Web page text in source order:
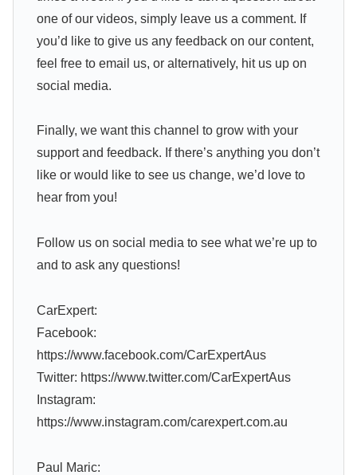
one of our videos, simply leave us a comment. If
you’d like to give us any feedback on our content,
feel free to email us, or alternatively, hit us up on
social media.
Finally, we want this channel to grow with your
support and feedback. If there’s anything you don’t
like or would like to see us change, we’d love to
hear from you!
Follow us on social media to see what we’re up to
and to ask any questions!
CarExpert:
Facebook:
https://www.facebook.com/CarExpertAus
Twitter: https://www.twitter.com/CarExpertAus
Instagram:
https://www.instagram.com/carexpert.com.au
Paul Maric: